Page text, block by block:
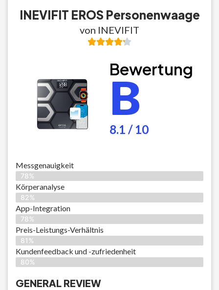
INEVIFIT EROS Personenwaage
von INEVIFIT
Bewertung
B
8.1 / 10
Messgenauigkeit
78%
Körperanalyse
82%
App-Integration
78%
Preis-Leistungs-Verhältnis
81%
Kundenfeedback und -zufriedenheit
80%
GENERAL REVIEW